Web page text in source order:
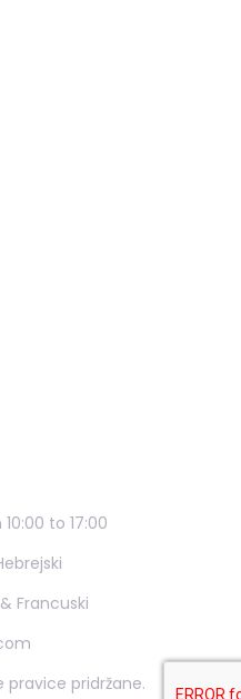
to 17:00
Francuski
pravice pridržane.